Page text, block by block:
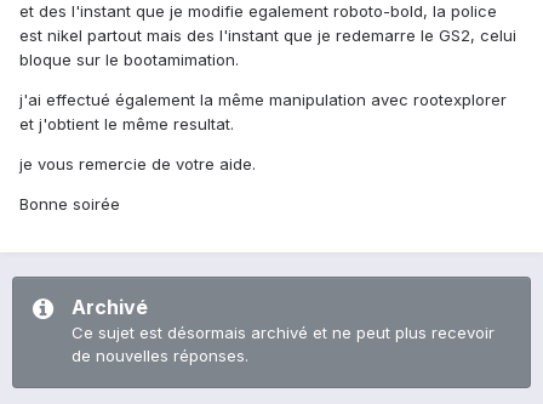
et des l'instant que je modifie egalement roboto-bold, la police
est nikel partout mais des l'instant que je redemarre le GS2, celui
bloque sur le bootamimation.
j'ai effectué également la même manipulation avec rootexplorer
et j'obtient le même resultat.
je vous remercie de votre aide.
Bonne soirée
Archivé
Ce sujet est désormais archivé et ne peut plus recevoir
de nouvelles réponses.